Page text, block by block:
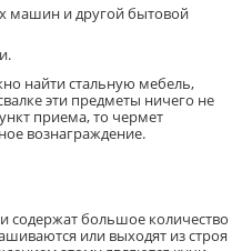
машин и другой бытовой
найти стальную мебель,
эти предметы ничего не
приема, то чермет
вознаграждение.
содержат большое количество
или выходят из строя